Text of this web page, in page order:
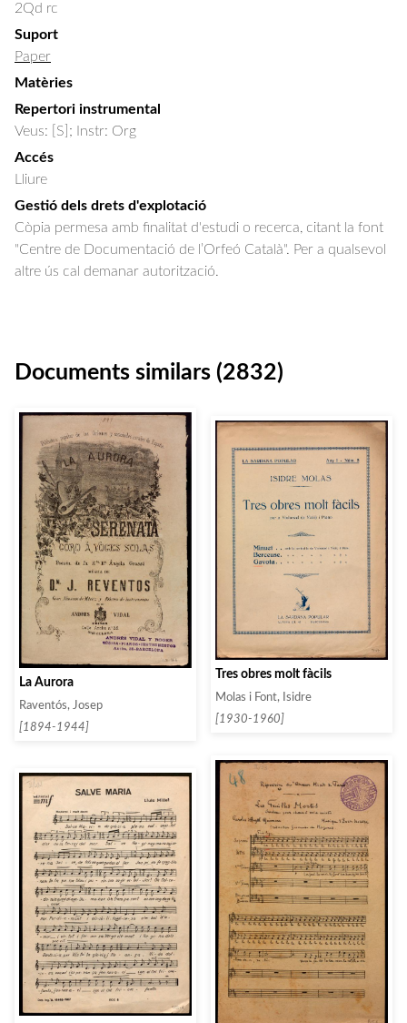
2Qd rc
Suport
Paper
Matèries
Repertori instrumental
Veus: [S]; Instr: Org
Accés
Lliure
Gestió dels drets d'explotació
Còpia permesa amb finalitat d'estudi o recerca, citant la font
"Centre de Documentació de l’Orfeó Català". Per a qualsevol
altre ús cal demanar autorització.
Documents similars (2832)
La Aurora
Raventós, Josep
[1894-1944]
Tres obres molt fàcils
Molas i Font, Isidre
[1930-1960]